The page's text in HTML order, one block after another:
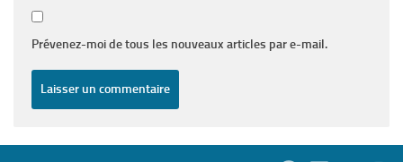
Prévenez-moi de tous les nouveaux articles par e-mail.